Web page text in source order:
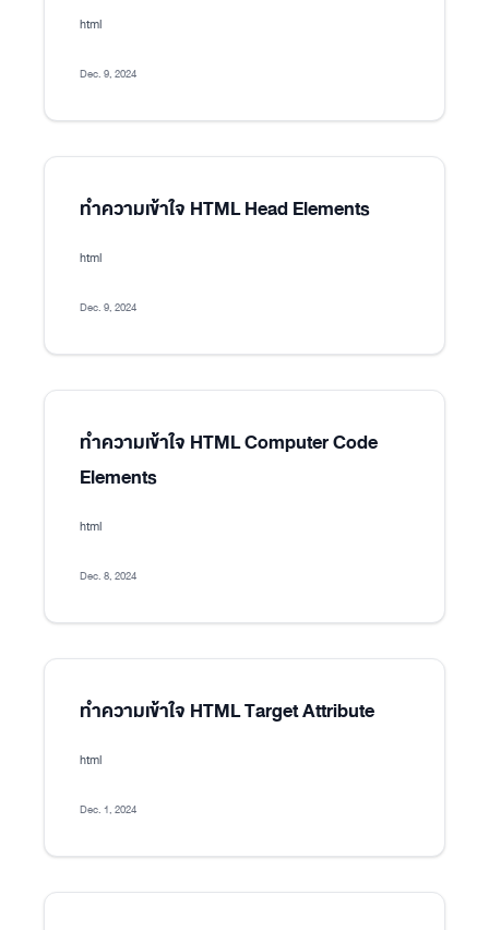
html
Dec. 9, 2024
ทำความเข้าใจ HTML Head Elements
html
Dec. 9, 2024
ทำความเข้าใจ HTML Computer Code
Elements
html
Dec. 8, 2024
ทำความเข้าใจ HTML Target Attribute
html
Dec. 1, 2024